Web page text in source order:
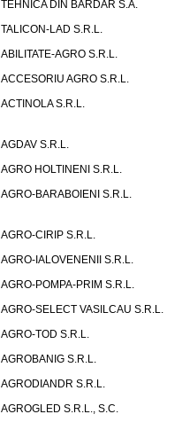
TEHNICA DIN BARDAR S.A.
TALICON-LAD S.R.L.
ABILITATE-AGRO S.R.L.
ACCESORIU AGRO S.R.L.
ACTINOLA S.R.L.
AGDAV S.R.L.
AGRO HOLTINENI S.R.L.
AGRO-BARABOIENI S.R.L.
AGRO-CIRIP S.R.L.
AGRO-IALOVENENII S.R.L.
AGRO-POMPA-PRIM S.R.L.
AGRO-SELECT VASILCAU S.R.L.
AGRO-TOD S.R.L.
AGROBANIG S.R.L.
AGRODIANDR S.R.L.
AGROGLED S.R.L., S.C.